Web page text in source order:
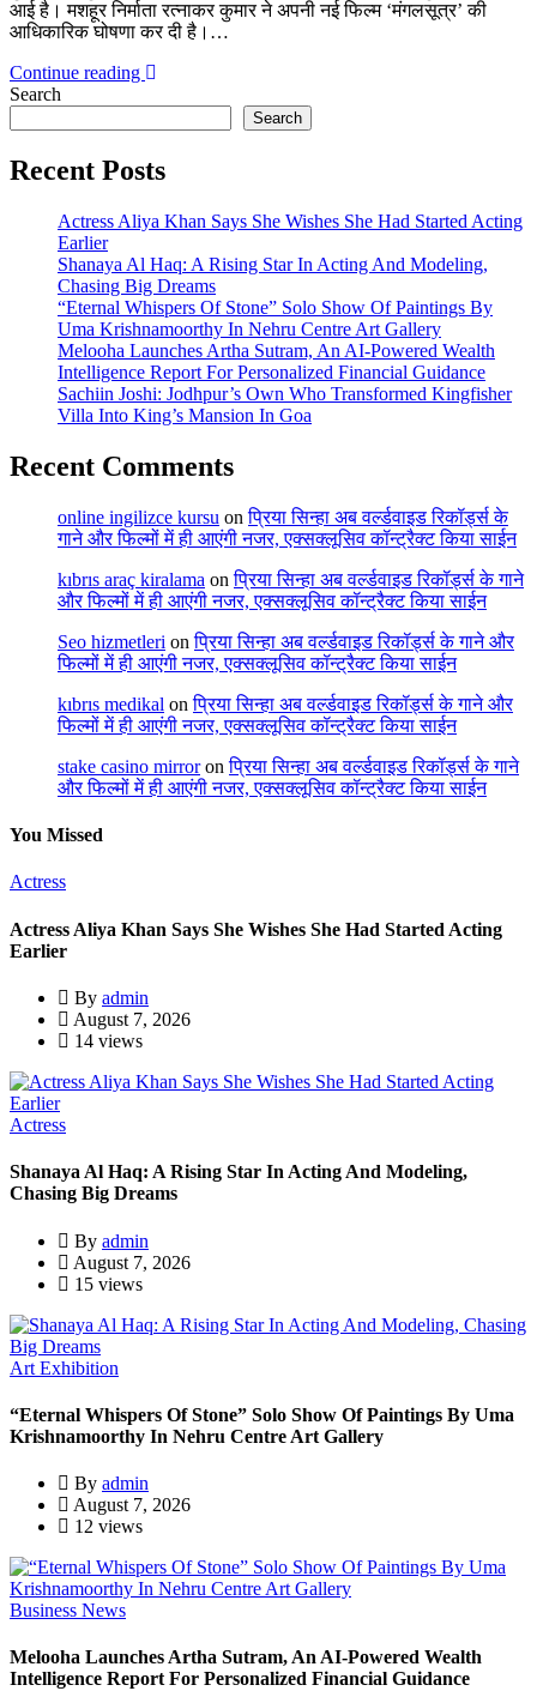
आई है। मशहूर निर्माता रत्नाकर कुमार ने अपनी नई फिल्म ‘मंगलसूत्र’ की
आधिकारिक घोषणा कर दी है।…
Continue reading
Search
Search
Recent Posts
Actress Aliya Khan Says She Wishes She Had Started Acting
Earlier
Shanaya Al Haq: A Rising Star In Acting And Modeling,
Chasing Big Dreams
“Eternal Whispers Of Stone” Solo Show Of Paintings By
Uma Krishnamoorthy In Nehru Centre Art Gallery
Melooha Launches Artha Sutram, An AI-Powered Wealth
Intelligence Report For Personalized Financial Guidance
Sachiin Joshi: Jodhpur’s Own Who Transformed Kingfisher
Villa Into King’s Mansion In Goa
Recent Comments
online ingilizce kursu onप्रिया सिन्हा अब वर्ल्डवाइड रिकॉर्ड्स के
गाने और फिल्मों में ही आएंगी नजर, एक्सक्लूसिव कॉन्ट्रैक्ट किया साईन
kıbrıs araç kiralama onप्रिया सिन्हा अब वर्ल्डवाइड रिकॉर्ड्स के गाने
और फिल्मों में ही आएंगी नजर, एक्सक्लूसिव कॉन्ट्रैक्ट किया साईन
Seo hizmetleri onप्रिया सिन्हा अब वर्ल्डवाइड रिकॉर्ड्स के गाने और
फिल्मों में ही आएंगी नजर, एक्सक्लूसिव कॉन्ट्रैक्ट किया साईन
kıbrıs medikal onप्रिया सिन्हा अब वर्ल्डवाइड रिकॉर्ड्स के गाने और
फिल्मों में ही आएंगी नजर, एक्सक्लूसिव कॉन्ट्रैक्ट किया साईन
stake casino mirroronप्रिया सिन्हा अब वर्ल्डवाइड रिकॉर्ड्स के गाने
और फिल्मों में ही आएंगी नजर, एक्सक्लूसिव कॉन्ट्रैक्ट किया साईन
You Missed
Actress
Actress Aliya Khan Says She Wishes She Had Started Acting
Earlier
By admin
August 7, 2026
14 views
Actress
Shanaya Al Haq: A Rising Star In Acting And Modeling,
Chasing Big Dreams
By admin
August 7, 2026
15 views
Art Exhibition
“Eternal Whispers Of Stone” Solo Show Of Paintings By Uma
Krishnamoorthy In Nehru Centre Art Gallery
By admin
August 7, 2026
12 views
Business News
Melooha Launches Artha Sutram, An AI-Powered Wealth
Intelligence Report For Personalized Financial Guidance